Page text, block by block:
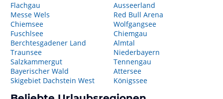
Flachgau
Messe Wels
Chiemsee
Fuschlsee
Berchtesgadener Land
Traunsee
Salzkammergut
Bayerischer Wald
Skigebiet Dachstein West
Ausseerland
Red Bull Arena
Wolfgangsee
Chiemgau
Almtal
Niederbayern
Tennengau
Attersee
Königssee